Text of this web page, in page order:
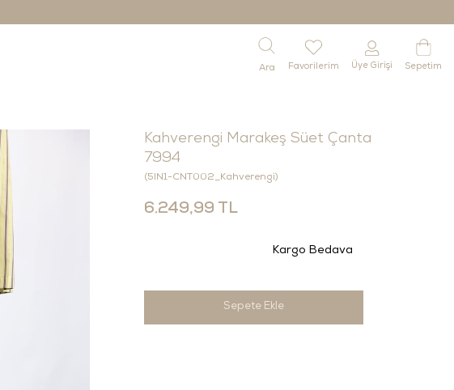
Favorilerim Üye Girişi Sepetim
Kahverengi Marakeş Süet Çanta
7994
(5IN1-CNT002_Kahverengi)
6.249,99 TL
Kargo Bedava